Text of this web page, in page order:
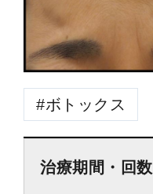
ボトックス
治療期間・回数